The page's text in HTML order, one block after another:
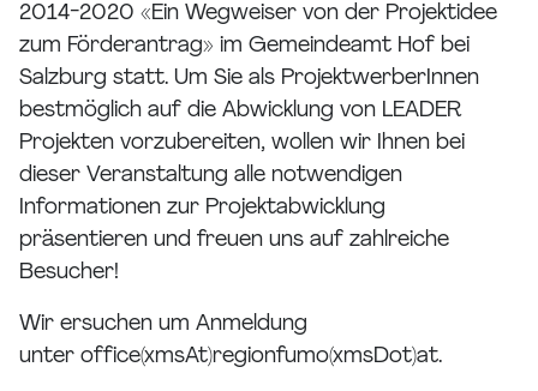
2014-2020 «Ein Wegweiser von der Projektidee
zum Förderantrag» im Gemeindeamt Hof bei
Salzburg statt. Um Sie als ProjektwerberInnen
bestmöglich auf die Abwicklung von LEADER
Projekten vorzubereiten, wollen wir Ihnen bei
dieser Veranstaltung alle notwendigen
Informationen zur Projektabwicklung
präsentieren und freuen uns auf zahlreiche
Besucher!
Wir ersuchen um Anmeldung
unter office(xmsAt)regionfumo(xmsDot)at.